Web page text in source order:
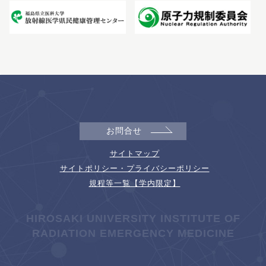
お問合せ
サイトマップ
サイトポリシー・プライバシーポリシー
規程等一覧【学内限定】
HIROSAKI UNIVERSITY INSTITUTE OF
RADIATION EMERGENCY MEDICINE